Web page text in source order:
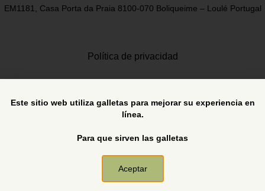
EM1181, Casa Porta da Praia 8100-070 Boliqueime – Loulé Portugal
Política de privacidad
Este sitio web utiliza galletas para mejorar su experiencia en
línea.
Para que sirven las galletas
Aceptar